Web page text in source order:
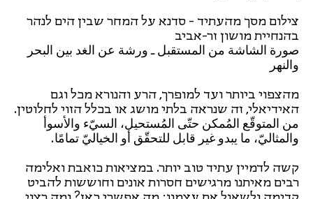
צילום מסך מהעתיד - סדנא על המחר שבין הים לנהר
בהנחיית מושון זר-אביב
صورة الشاشة من المستقبل ـ ورشة عن الغد بين البحر
والنهر
מהצפוי ביותר ועד למופרך, הרע והנורא מכל וגם
האידיאלי, זה שנראה בלתי מושג או בכלל הזוי לחלוטין.
من المتوقّع المُمكن حتّى المُستحيل، السيّء والأسوأ
والمثاليّ، ما يبدو غير قابل للتحقّق أو الخياليّ تمامًا.
קשה לדמיין עתיד טוב יותר. במציאות כואבת ואלימה
רבים מאיתנו מרגישים חסרות אונים וחוששות להביט